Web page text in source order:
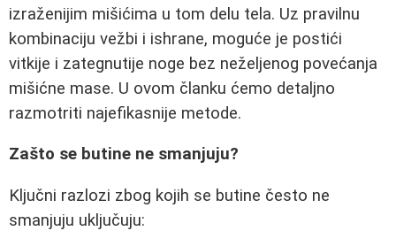
izraženijim mišićima u tom delu tela. Uz pravilnu
kombinaciju vežbi i ishrane, moguće je postići
vitkije i zategnutije noge bez neželjenog povećanja
mišićne mase. U ovom članku ćemo detaljno
razmotriti najefikasnije metode.
Zašto se butine ne smanjuju?
Ključni razlozi zbog kojih se butine često ne
smanjuju uključuju: